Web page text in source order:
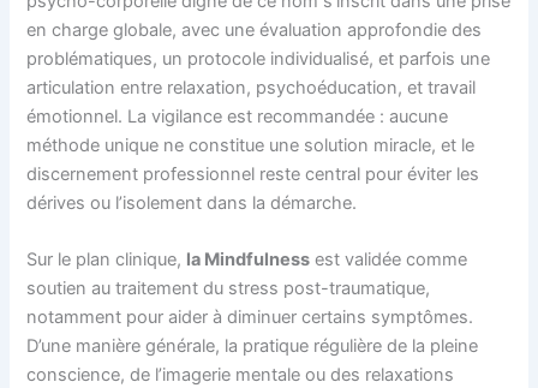
en charge globale, avec une évaluation approfondie des
problématiques, un protocole individualisé, et parfois une
articulation entre relaxation, psychoéducation, et travail
émotionnel. La vigilance est recommandée : aucune
méthode unique ne constitue une solution miracle, et le
discernement professionnel reste central pour éviter les
dérives ou l’isolement dans la démarche.
Sur le plan clinique, la Mindfulness est validée comme
soutien au traitement du stress post-traumatique,
notamment pour aider à diminuer certains symptômes.
D’une manière générale, la pratique régulière de la pleine
conscience, de l’imagerie mentale ou des relaxations